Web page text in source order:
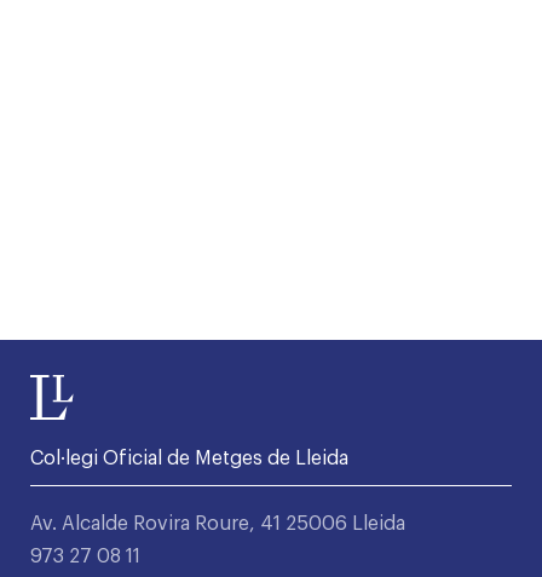
Col·legi Oficial de Metges de Lleida
Av. Alcalde Rovira Roure, 41 25006 Lleida
973 27 08 11